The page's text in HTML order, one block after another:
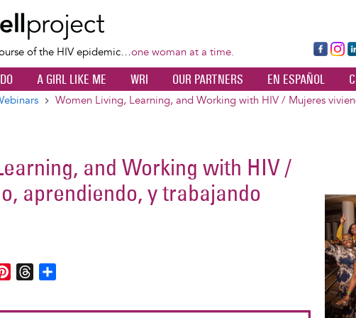
content
of the HIV epidemic…one woman at a time.
Fa
ce
bo
ok
Ins
ta
a
dI
n
A GIRL LIKE ME WRI OUR PARTNERS EN ESPAÑOL
Women Living, Learning, and Working with HIV / Mujeres
and Working with HIV /
aprendiendo, y trabajando
Image